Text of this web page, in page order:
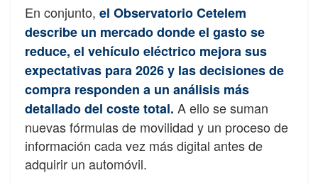
En conjunto, el Observatorio Cetelem
describe un mercado donde el gasto se
reduce, el vehículo eléctrico mejora sus
expectativas para 2026 y las decisiones de
compra responden a un análisis más
detallado del coste total. A ello se suman
nuevas fórmulas de movilidad y un proceso de
información cada vez más digital antes de
adquirir un automóvil.